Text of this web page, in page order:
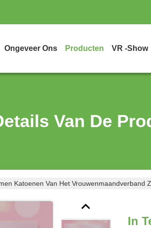
Ongeveer Ons Producten VR -show
Van De
Katoenen Van Het
In